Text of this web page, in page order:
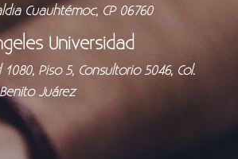
Cuauhtémoc, CP 06760
Universidad
Piso 5, Consultorio 5046, Col.
Juárez